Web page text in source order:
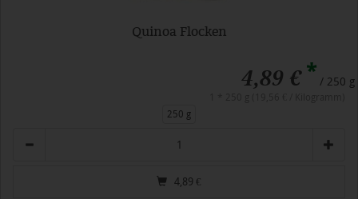
Quinoa Flocken
4,89 €* / 250 g
250 g
4,89 €